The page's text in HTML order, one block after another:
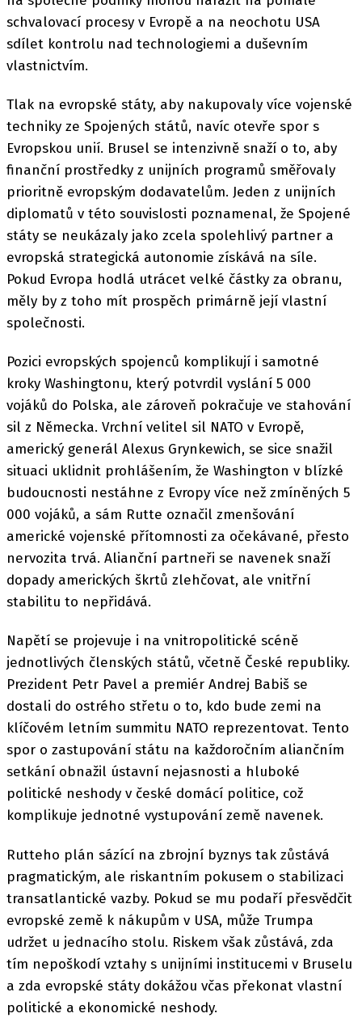
schvalovací procesy v Evropě a na neochotu USA
sdílet kontrolu nad technologiemi a duševním
vlastnictvím.
Tlak na evropské státy, aby nakupovaly více vojenské
techniky ze Spojených států, navíc otevře spor s
Evropskou unií. Brusel se intenzivně snaží o to, aby
finanční prostředky z unijních programů směřovaly
prioritně evropským dodavatelům. Jeden z unijních
diplomatů v této souvislosti poznamenal, že Spojené
státy se neukázaly jako zcela spolehlivý partner a
evropská strategická autonomie získává na síle.
Pokud Evropa hodlá utrácet velké částky za obranu,
měly by z toho mít prospěch primárně její vlastní
společnosti.
Pozici evropských spojenců komplikují i samotné
kroky Washingtonu, který potvrdil vyslání 5 000
vojáků do Polska, ale zároveň pokračuje ve stahování
sil z Německa. Vrchní velitel sil NATO v Evropě,
americký generál Alexus Grynkewich, se sice snažil
situaci uklidnit prohlášením, že Washington v blízké
budoucnosti nestáhne z Evropy více než zmíněných 5
000 vojáků, a sám Rutte označil zmenšování
americké vojenské přítomnosti za očekávané, přesto
nervozita trvá. Alianční partneři se navenek snaží
dopady amerických škrtů zlehčovat, ale vnitřní
stabilitu to nepřidává.
Napětí se projevuje i na vnitropolitické scéně
jednotlivých členských států, včetně České republiky.
Prezident Petr Pavel a premiér Andrej Babiš se
dostali do ostrého střetu o to, kdo bude zemi na
klíčovém letním summitu NATO reprezentovat. Tento
spor o zastupování státu na každoročním aliančním
setkání obnažil ústavní nejasnosti a hluboké
politické neshody v české domácí politice, což
komplikuje jednotné vystupování země navenek.
Rutteho plán sázící na zbrojní byznys tak zůstává
pragmatickým, ale riskantním pokusem o stabilizaci
transatlantické vazby. Pokud se mu podaří přesvědčit
evropské země k nákupům v USA, může Trumpa
udržet u jednacího stolu. Riskem však zůstává, zda
tím nepoškodí vztahy s unijními institucemi v Bruselu
a zda evropské státy dokážou včas překonat vlastní
politické a ekonomické neshody.